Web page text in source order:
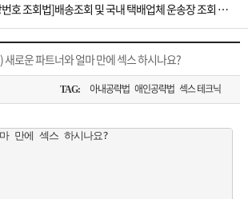
[운송장번호 조회법]배송조회 및 국내 택배업체 운송장 조회 하는법
픈]아이폰 고객 앱설치 가능합니다.
배함 이용 안내] 집 밖에 주소로 택배 받기
입금확인이 안되는 상황을 대비해 꼭 입금후 고객센터 연락바랍니다.
새로운 파트너와 얼마 만에 섹스 하시나요?
TAG: 아내공략법 애인공략법 섹스 테크닉
만에 섹스 하시나요?